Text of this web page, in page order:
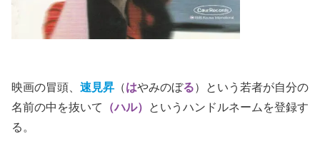
映画の冒頭、 速見昇 （はやみのぼる）という若者が自分の
名前の中を抜いて
（ハル）
というハンドルネームを登録す
る。